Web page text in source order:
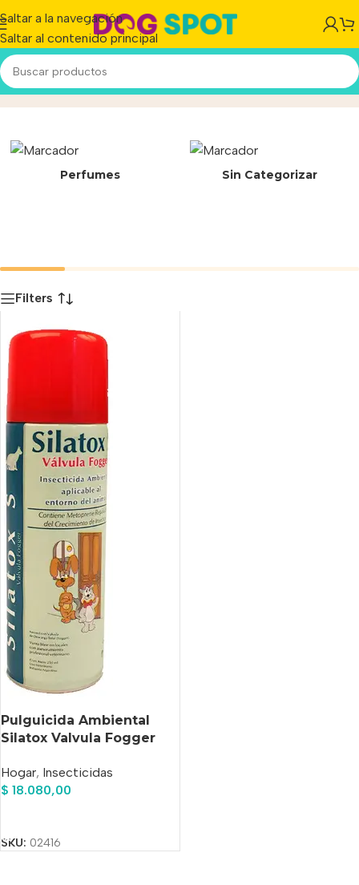
Saltar a la navegación
Saltar al contenido principal
Silatox SInicio/Producto
Perfumes Sin Categorizar
Filters
Pulguicida Ambiental
Silatox Valvula Fogger
Hogar, Insecticidas
$ 18.080,00
SKU: 02416